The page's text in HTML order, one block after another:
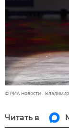
© РИА Новости .
Читать в